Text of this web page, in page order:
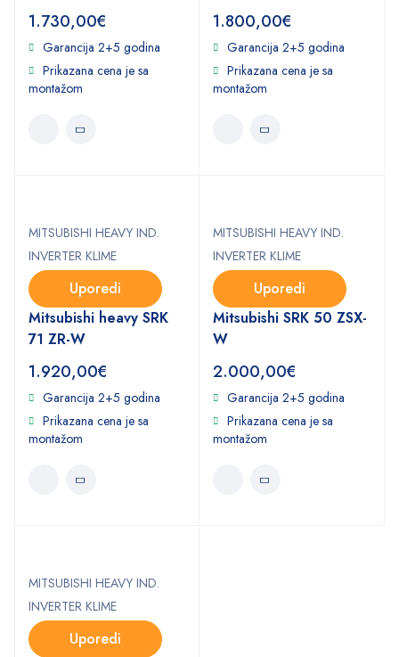
1.730,00€
Garancija 2+5 godina
Prikazana cena je sa
montažom
1.800,00€
Garancija 2+5 godina
Prikazana cena je sa
montažom
MITSUBISHI HEAVY IND.
INVERTER KLIME
Uporedi
Mitsubishi heavy SRK
71 ZR-W
1.920,00€
Garancija 2+5 godina
Prikazana cena je sa
montažom
MITSUBISHI HEAVY IND.
INVERTER KLIME
Uporedi
Mitsubishi SRK 50 ZSX-
W
2.000,00€
Garancija 2+5 godina
Prikazana cena je sa
montažom
MITSUBISHI HEAVY IND.
INVERTER KLIME
Uporedi